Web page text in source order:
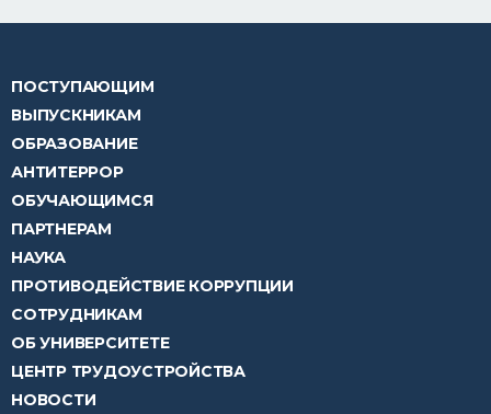
ПОСТУПАЮЩИМ
ВЫПУСКНИКАМ
ОБРАЗОВАНИЕ
АНТИТЕРРОР
ОБУЧАЮЩИМСЯ
ПАРТНЕРАМ
НАУКА
ПРОТИВОДЕЙСТВИЕ КОРРУПЦИИ
СОТРУДНИКАМ
ОБ УНИВЕРСИТЕТЕ
ЦЕНТР ТРУДОУСТРОЙСТВА
НОВОСТИ